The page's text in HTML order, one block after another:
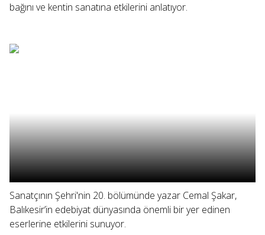
bağını ve kentin sanatına etkilerini anlatıyor.
Sanatçının Şehri'nin 20. bölümünde yazar Cemal Şakar,
Balıkesir’in edebiyat dünyasında önemli bir yer edinen
eserlerine etkilerini sunuyor.